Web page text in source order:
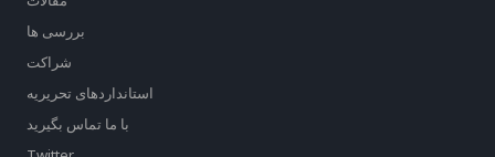
بررسی ها
شراکت
استانداردهای تحریریه
با ما تماس بگیرید